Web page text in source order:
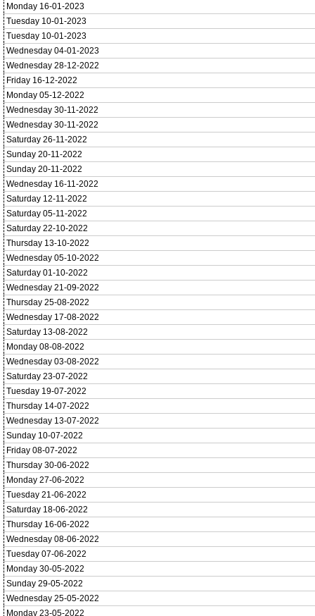
Monday 16-01-2023
Tuesday 10-01-2023
Tuesday 10-01-2023
Wednesday 04-01-2023
Wednesday 28-12-2022
Friday 16-12-2022
Monday 05-12-2022
Wednesday 30-11-2022
Wednesday 30-11-2022
Saturday 26-11-2022
Sunday 20-11-2022
Sunday 20-11-2022
Wednesday 16-11-2022
Saturday 12-11-2022
Saturday 05-11-2022
Saturday 22-10-2022
Thursday 13-10-2022
Wednesday 05-10-2022
Saturday 01-10-2022
Wednesday 21-09-2022
Thursday 25-08-2022
Wednesday 17-08-2022
Saturday 13-08-2022
Monday 08-08-2022
Wednesday 03-08-2022
Saturday 23-07-2022
Tuesday 19-07-2022
Thursday 14-07-2022
Wednesday 13-07-2022
Sunday 10-07-2022
Friday 08-07-2022
Thursday 30-06-2022
Monday 27-06-2022
Tuesday 21-06-2022
Saturday 18-06-2022
Thursday 16-06-2022
Wednesday 08-06-2022
Tuesday 07-06-2022
Monday 30-05-2022
Sunday 29-05-2022
Wednesday 25-05-2022
Monday 23-05-2022